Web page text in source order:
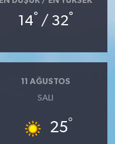
14° / 32°
11 AĞUSTOS
SALI
25°